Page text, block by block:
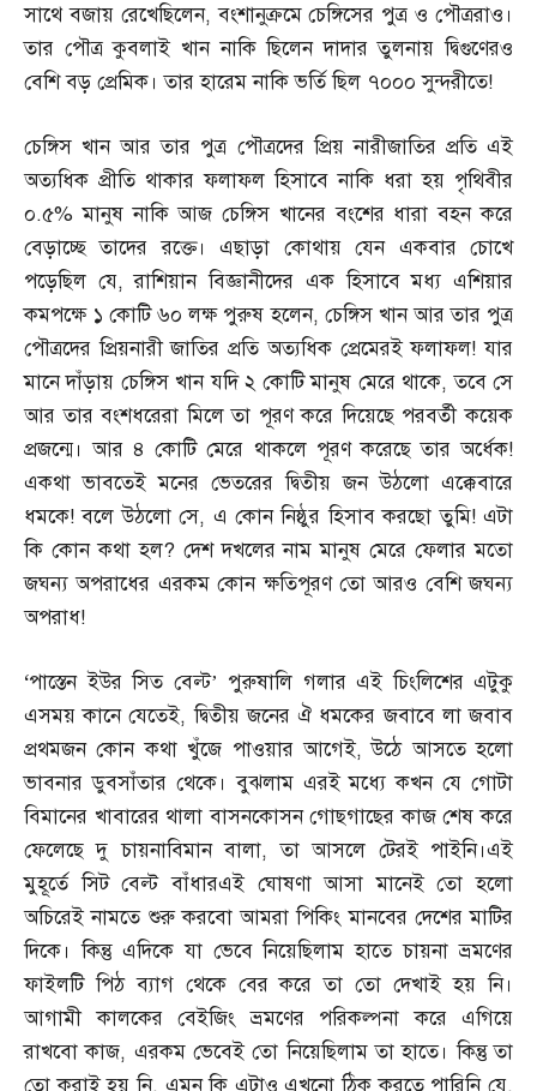
সাথে বজায় রেখেছিলেন,বংশানুক্রমে চেঙ্গিসের পুত্র ও পৌত্ররাও।
তার পৌত্র কুবলাই খান নাকি ছিলেন দাদার তুলনায় দ্বিগুণেরও
বেশি বড় প্রেমিক। তার হারেম নাকি ভর্তি ছিল ৭০০০ সুন্দরীতে!
চেঙ্গিস খান আর তার পুত্র পৌত্রদের প্রিয় নারীজাতির প্রতি এই
অত্যধিক প্রীতি থাকার ফলাফল হিসাবে নাকি ধরা হয় পৃথিবীর
০.৫%মানুষ নাকি আজ চেঙ্গিস খানের বংশের ধারা বহন করে
বেড়াচ্ছে তাদের রক্তে। এছাড়া কোথায় যেন একবার চোখে
পড়েছিল যে,রাশিয়ান বিজ্ঞানীদের এক হিসাবে মধ্য এশিয়ার
কমপক্ষে ১ কোটি ৬০ লক্ষ পুরুষ হলেন, চেঙ্গিস খান আর তার পুত্র
পৌত্রদের প্রিয়নারী জাতির প্রতি অত্যধিক প্রেমেরই ফলাফল!যার
মানে দাঁড়ায় চেঙ্গিস খান যদি ২ কোটি মানুষ মেরে থাকে,তবে সে
আর তার বংশধরেরা মিলে তা পূরণ করে দিয়েছে পরবর্তী কয়েক
প্রজন্মে। আর ৪ কোটি মেরে থাকলে পূরণ করেছে তার অর্ধেক!
একথা ভাবতেই মনের ভেতরের দ্বিতীয় জন উঠলো এক্কেবারে
ধমকে!বলে উঠলো সে, এ কোন নিষ্ঠুর হিসাব করছো তুমি!এটা
কি কোন কথা হল? দেশ দখলের নাম মানুষ মেরে ফেলার মতো
জঘন্য অপরাধের এরকম কোন ক্ষতিপূরণ তো আরও বেশি জঘন্য
অপরাধ!
‘পাস্তেন ইউর সিত বেল্ট’ পুরুষালি গলার এই চিংলিশের এটুকু
এসময় কানে যেতেই,দ্বিতীয় জনের ঐ ধমকের জবাবে লা জবাব
প্রথমজন কোন কথা খুঁজে পাওয়ার আগেই,উঠে আসতে হলো
ভাবনার ডুবসাঁতার থেকে। বুঝলাম এরই মধ্যে কখন যে গোটা
বিমানের খাবারের থালা বাসনকোসন গোছগাছের কাজ শেষ করে
ফেলেছে দু চায়নাবিমান বালা,তা আসলে টেরই পাইনি।এই
মুহূর্তে সিট বেল্ট বাঁধারএই ঘোষণা আসা মানেই তো হলো
অচিরেই নামতে শুরু করবো আমরা পিকিং মানবের দেশের মাটির
দিকে। কিন্তু এদিকে যা ভেবে নিয়েছিলাম হাতে চায়না ভ্রমণের
ফাইলটি পিঠ ব্যাগ থেকে বের করে তা তো দেখাই হয় নি।
আগামী কালকের বেইজিং ভ্রমণের পরিকল্পনা করে এগিয়ে
রাখবো কাজ, এরকম ভেবেই তো নিয়েছিলাম তা হাতে। কিন্তু তা
তো করাই হয় নি, এমন কি এটাও এখনো ঠিক করতে পারিনি যে,